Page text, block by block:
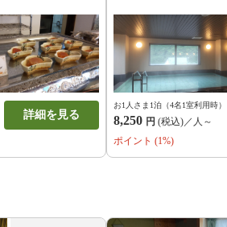
詳細を見る
お1人さま1泊（4名1室利用時）
8,250 円 (税込)／人～
ポイント (1%)